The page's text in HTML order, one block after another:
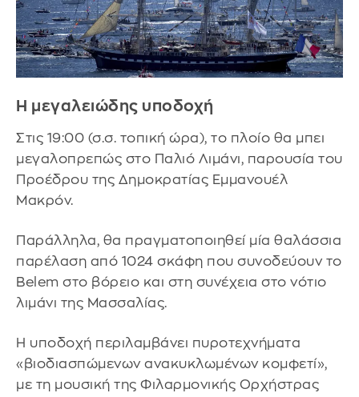
Η μεγαλειώδης υποδοχή
Στις 19:00 (σ.σ. τοπική ώρα), το πλοίο θα μπει
μεγαλοπρεπώς στο Παλιό Λιμάνι, παρουσία του
Προέδρου της Δημοκρατίας Εμμανουέλ
Μακρόν.
Παράλληλα, θα πραγματοποιηθεί μία θαλάσσια
παρέλαση από 1024 σκάφη που συνοδεύουν το
Belem στο βόρειο και στη συνέχεια στο νότιο
λιμάνι της Μασσαλίας.
Η υποδοχή περιλαμβάνει πυροτεχνήματα
«βιοδιασπώμενων ανακυκλωμένων κομφετί»,
με τη μουσική της Φιλαρμονικής Ορχήστρας